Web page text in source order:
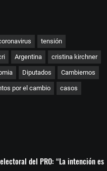
tensión
Argentina cristina kirchner
Diputados Cambiemos
por el cambio casos
del PRO: “La intención es